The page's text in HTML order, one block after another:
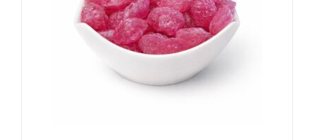
Die
Optionen
können
auf